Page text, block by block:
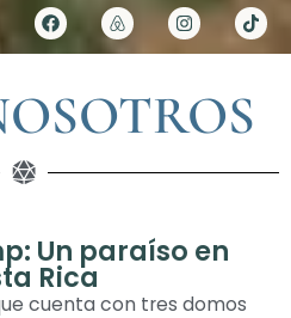
Un paraíso en
Rica
cuenta con tres domos